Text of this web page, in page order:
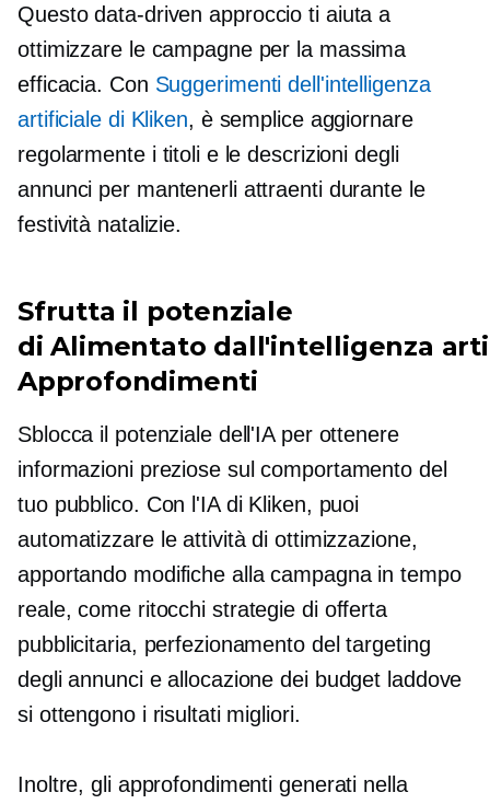
Questodata-driven approccio ti aiuta a
ottimizzare le campagne per la massima
efficacia. Con Suggerimenti dell'intelligenza
artificiale di Kliken, è semplice aggiornare
regolarmente i titoli e le descrizioni degli
annunci per mantenerli attraenti durante le
festività natalizie.
Sfrutta il potenziale
diAlimentato dall'intelligenza
Approfondimenti
Sblocca il potenziale dell'IA per ottenere
informazioni preziose sul comportamento del
tuo pubblico. Con l'IA di Kliken, puoi
automatizzare le attività di ottimizzazione,
apportando modifiche alla campagna in tempo
reale, come ritocchi strategie di offerta
pubblicitaria, perfezionamento del targeting
degli annunci e allocazione dei budget laddove
si ottengono i risultati migliori.
Inoltre, gli approfondimenti generati nella